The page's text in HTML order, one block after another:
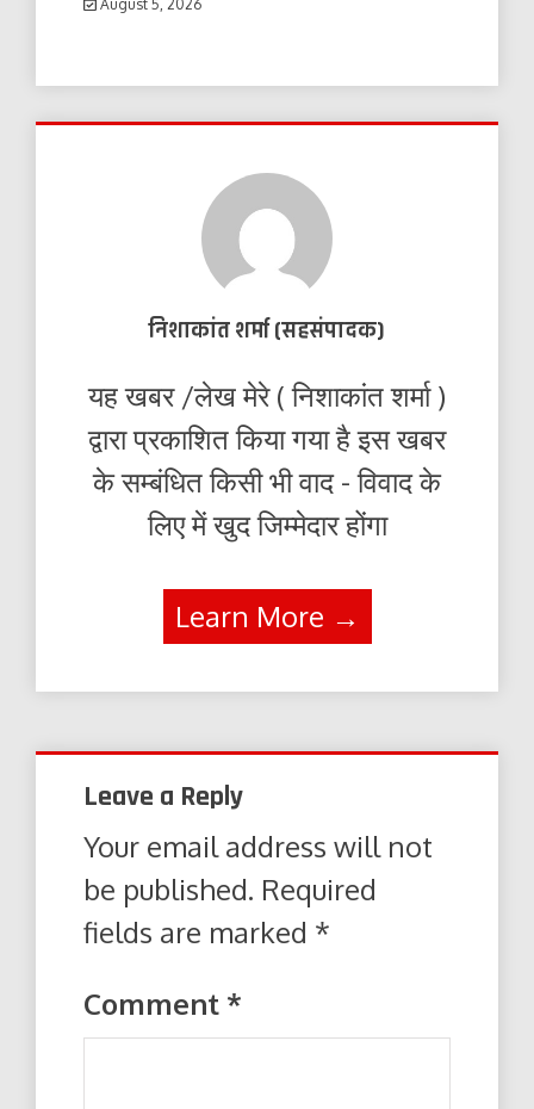
August 5, 2026
निशाकांत शर्मा (सहसंपादक)
यह खबर /लेख मेरे ( निशाकांत शर्मा )
द्वारा प्रकाशित किया गया है इस खबर
के सम्बंधित किसी भी वाद - विवाद के
लिए में खुद जिम्मेदार होंगा
Learn More →
Leave a Reply
Your email address will not
be published. Required
fields are marked *
Comment *